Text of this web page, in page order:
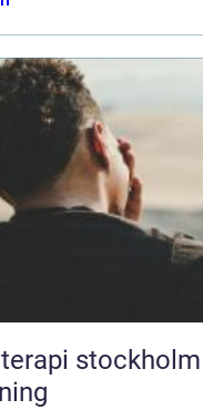
stockholm när relationer behöver ny